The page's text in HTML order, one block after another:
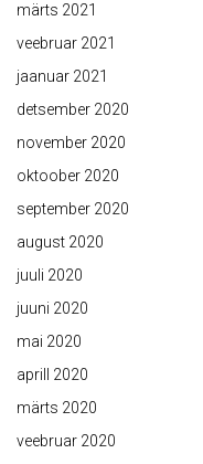
märts 2021
veebruar 2021
jaanuar 2021
detsember 2020
november 2020
oktoober 2020
september 2020
august 2020
juuli 2020
juuni 2020
mai 2020
aprill 2020
märts 2020
veebruar 2020